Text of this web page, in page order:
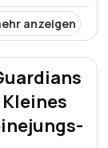
anzeigen
Artikeln und
Kleines